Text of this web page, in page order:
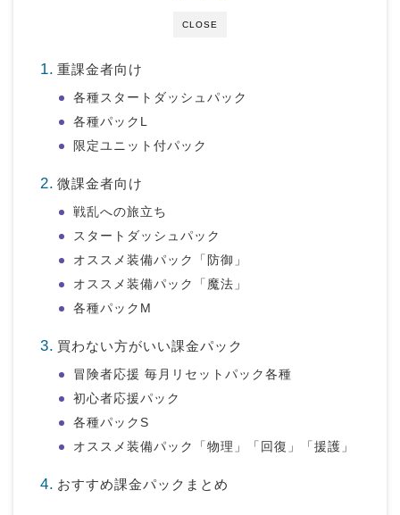
CLOSE
重課金者向け
各種スタートダッシュパック
各種パックL
限定ユニット付パック
微課金者向け
戦乱への旅立ち
スタートダッシュパック
オススメ装備パック「防御」
オススメ装備パック「魔法」
各種パックM
買わない方がいい課金パック
冒険者応援 毎月リセットパック各種
初心者応援パック
各種パックS
オススメ装備パック「物理」「回復」「援護」
おすすめ課金パックまとめ